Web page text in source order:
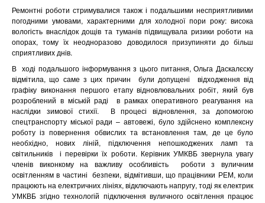
Ремонтні роботи стримувалися також і подальшими несприятливими
погодними умовами, характерними для холодної пори року: висока
вологість внаслідок дощів та туманів підвищувала ризики роботи на
опорах, тому їх неодноразово доводилося призупиняти до більш
сприятливих днів.
В ході подальшого інформування з цього питання, Ольга Даскалєску
відмітила, що саме з цих причин
були допущені
відходження від
графіку виконання першого етапу відновлювальних робіт, який був
розроблений в міській раді
в рамках оперативного реагування на
наслідки зимової стихії.
В процесі відновлення, за допомогою
спецтранспорту міської ради – автовежі, було здійснено комплексну
роботу із повернення обвислих та встановлення там, де це було
необхідно, нових ліній, підключення непошкоджених ламп та
світильників
і перевірки їх роботи. Керівник УМКВБ звернула увагу
членів виконкому на важливу особливість
роботи з вуличним
освітленням в частині безпеки, відмітивши, що працівники РЕМ, коли
працюють на електричних лініях, відключають напругу, тоді як електрик
УМКВБ згідно технологій підключення вуличного освітлення працює